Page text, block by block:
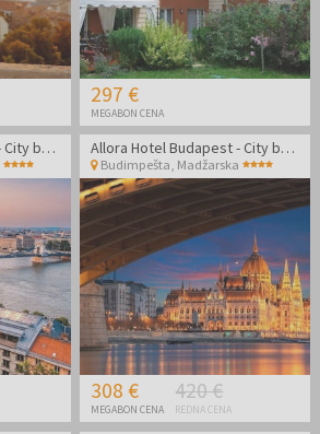
297 €
MEGABON CENA
Allora Hotel Budapest - City break v Budimpešti Allora Hotel Budapest - City break v Budimpešti
Budimpešta, Madžarska
308 €
MEGABON CENA
420 €
REDNA CENA